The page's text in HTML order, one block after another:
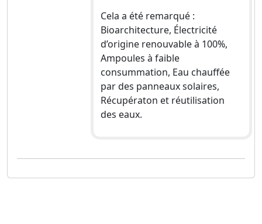
Cela a été remarqué :
Bioarchitecture, Électricité
d’origine renouvable à 100%,
Ampoules à faible
consummation, Eau chauffée
par des panneaux solaires,
Récupératon et réutilisation
des eaux.